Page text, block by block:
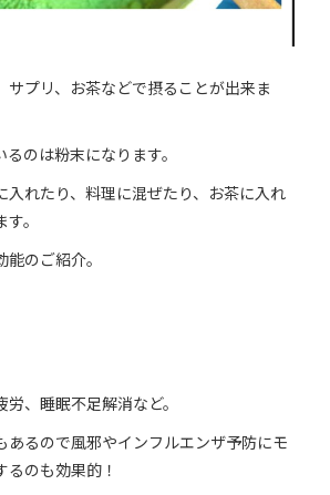
サプリ、お茶などで摂ることが出来ま
のは粉末になります。
入れたり、料理に混ぜたり、お茶に入れ
。
のご紹介。
、睡眠不足解消など。
あるので風邪やインフルエンザ予防にモ
るのも効果的！